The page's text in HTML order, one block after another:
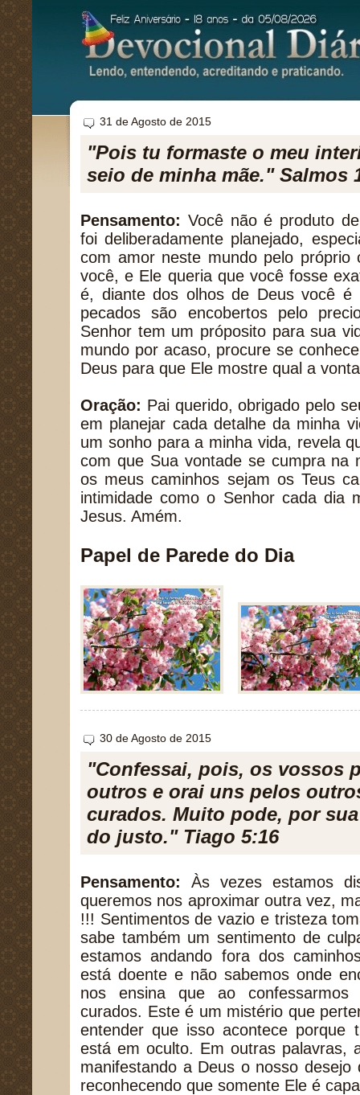
31 de Agosto de 2015
"Pois tu formaste o meu
seio de minha mãe." Salmos
Pensamento: Você não é produto
foi deliberadamente planejado,
com amor neste mundo pelo próprio
você, e Ele queria que você fosse
é, diante dos olhos de Deus você é
pecados são encobertos pelo
Senhor tem um próposito para sua
mundo por acaso, procure se
Deus para que Ele mostre qual a
Oração: Pai querido, obrigado pelo
em planejar cada detalhe da minha
um sonho para a minha vida, revela
com que Sua vontade se cumpra na
os meus caminhos sejam os Teus
intimidade como o Senhor cada dia
Jesus. Amém.
Papel de Parede do Dia
30 de Agosto de 2015
"Confessai, pois, os vossos
outros e orai uns pelos
curados. Muito pode, por
do justo." Tiago 5:16
Pensamento: Às vezes estamos
queremos nos aproximar outra vez,
!!! Sentimentos de vazio e tristeza
sabe também um sentimento de
estamos andando fora dos
está doente e não sabemos onde
nos ensina que ao confessarmos
curados. Este é um mistério que
entender que isso acontece porque
está em oculto. Em outras palavras,
manifestando a Deus o nosso
reconhecendo que somente Ele é